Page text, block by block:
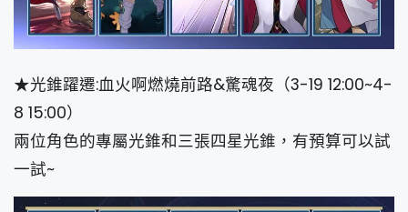
★光錐躍遷:血火啊燃燒前路&驚魂夜（3-19 12:00~4-
8 15:00）
兩位角色的專屬光錐和三張四星光錐，有預算可以試
一試~